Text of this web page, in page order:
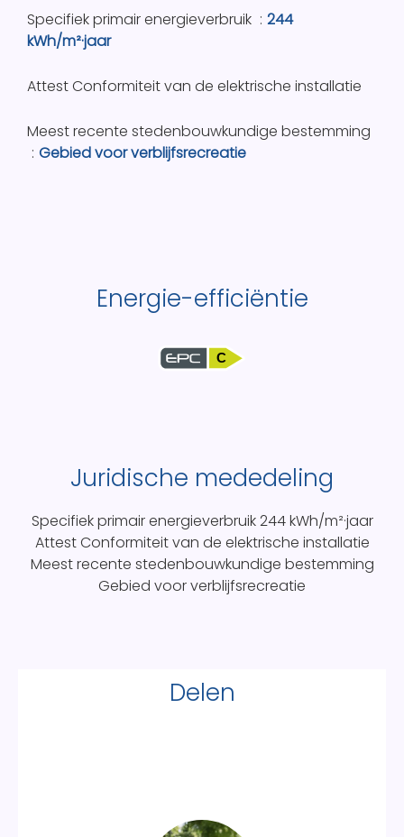
Specifiek primair energieverbruik
244
kWh/m²·jaar
Attest Conformiteit van de elektrische installatie
Meest recente stedenbouwkundige bestemming
Gebied voor verblijfsrecreatie
Energie-efficiëntie
C
Juridische mededeling
Specifiek primair energieverbruik244 kWh/m²·jaar
Attest Conformiteit van de elektrische installatie
Meest recente stedenbouwkundige bestemming
Gebied voor verblijfsrecreatie
Delen